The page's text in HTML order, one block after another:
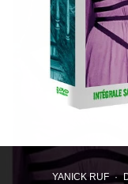
YANICK RUF ·